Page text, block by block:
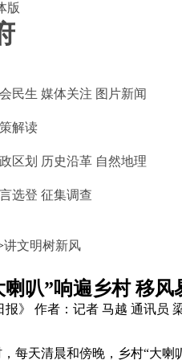
版
民生 媒体关注 图片新闻
解读
区划 历史沿革 自然地理
选登 征集调查
讲文明树新风
叭”响遍乡村 移风
》 作者：记者 马越 通讯员
每天清晨和傍晚，乡村“大